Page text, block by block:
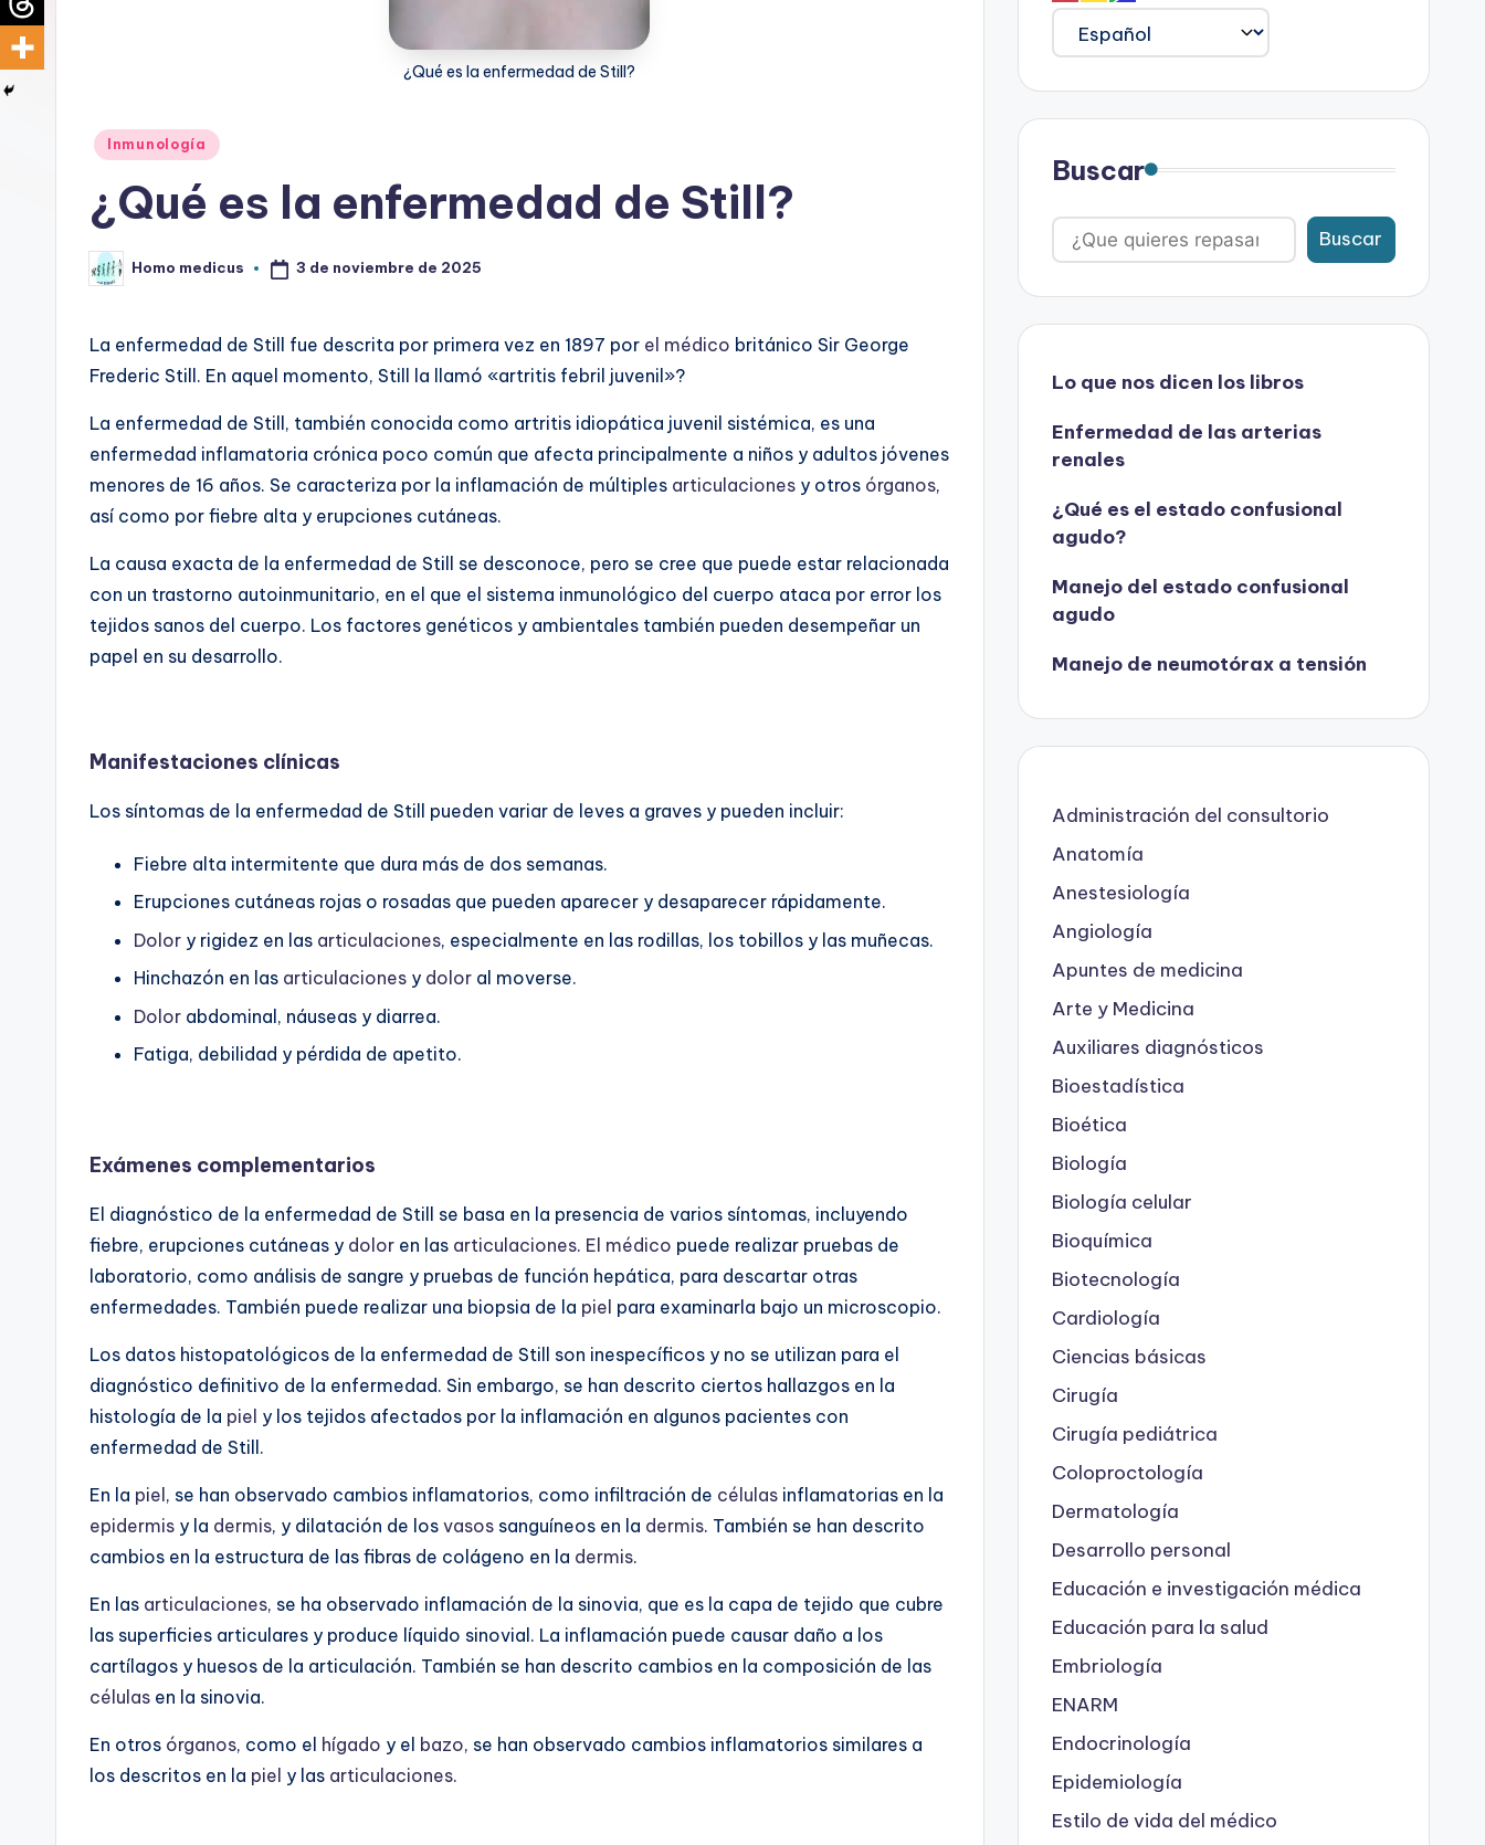
¿Qué es la enfermedad de Still?
Publicado
Inmunología
¿Qué es la enfermedad de Still?
Publicado
por
Homo medicus 3 de noviembre de 2025
La enfermedad de Still fue descrita por primera vez en 1897 por el médico británico Sir George
Frederic Still. En aquel momento, Still la llamó «artritis febril juvenil»?
La enfermedad de Still, también conocida como artritis idiopática juvenil sistémica, es una
enfermedad inflamatoria crónica poco común que afecta principalmente a niños y adultos jóvenes
menores de 16 años. Se caracteriza por la inflamación de múltiples articulaciones y otros órganos,
así como por fiebre alta y erupciones cutáneas.
La causa exacta de la enfermedad de Still se desconoce, pero se cree que puede estar relacionada
con un trastorno autoinmunitario, en el que el sistema inmunológico del cuerpo ataca por error los
tejidos sanos del cuerpo. Los factores genéticos y ambientales también pueden desempeñar un
papel en su desarrollo.
Manifestaciones clínicas
Los síntomas de la enfermedad de Still pueden variar de leves a graves y pueden incluir:
Fiebre alta intermitente que dura más de dos semanas.
Erupciones cutáneas rojas o rosadas que pueden aparecer y desaparecer rápidamente.
Dolor y rigidez en las articulaciones, especialmente en las rodillas, los tobillos y las muñecas.
Hinchazón en las articulaciones y dolor al moverse.
Dolor abdominal, náuseas y diarrea.
Fatiga, debilidad y pérdida de apetito.
Exámenes complementarios
El diagnóstico de la enfermedad de Still se basa en la presencia de varios síntomas, incluyendo
fiebre, erupciones cutáneas y dolor en las articulaciones. El médico puede realizar pruebas de
laboratorio, como análisis de sangre y pruebas de función hepática, para descartar otras
enfermedades. También puede realizar una biopsia de la piel para examinarla bajo un microscopio.
Los datos histopatológicos de la enfermedad de Still son inespecíficos y no se utilizan para el
diagnóstico definitivo de la enfermedad. Sin embargo, se han descrito ciertos hallazgos en la
histología de la piel y los tejidos afectados por la inflamación en algunos pacientes con
enfermedad de Still.
En la piel, se han observado cambios inflamatorios, como infiltración de células inflamatorias en la
epidermis y la dermis, y dilatación de los vasos sanguíneos en la dermis. También se han descrito
cambios en la estructura de las fibras de colágeno en la dermis.
En las articulaciones, se ha observado inflamación de la sinovia, que es la capa de tejido que cubre
las superficies articulares y produce líquido sinovial. La inflamación puede causar daño a los
cartílagos y huesos de la articulación. También se han descrito cambios en la composición de las
células en la sinovia.
En otros órganos, como el hígado y el bazo, se han observado cambios inflamatorios similares a
los descritos en la piel y las articulaciones.
Buscar
Buscar
Lo que nos dicen los libros
Enfermedad de las arterias
renales
¿Qué es el estado confusional
agudo?
Manejo del estado confusional
agudo
Manejo de neumotórax a tensión
Administración del consultorio
Anatomía
Anestesiología
Angiología
Apuntes de medicina
Arte y Medicina
Auxiliares diagnósticos
Bioestadística
Bioética
Biología
Biología celular
Bioquímica
Biotecnología
Cardiología
Ciencias básicas
Cirugía
Cirugía pediátrica
Coloproctología
Dermatología
Desarrollo personal
Educación e investigación médica
Educación para la salud
Embriología
ENARM
Endocrinología
Epidemiología
Estilo de vida del médico